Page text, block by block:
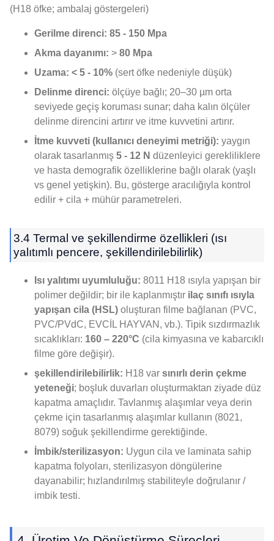
(H18 öfke; ambalaj göstergeleri)
Gerilme direnci: 85 - 150 Mpa
Akma dayanımı: > 80 Mpa
Uzama: < 5 - 10% (sert öfke nedeniyle düşük)
Delinme direnci: ölçüye bağlı; 20–30 µm orta
seviyede geçiş koruması sunar; daha kalın ölçüler
delinme direncini artırır ve itme kuvvetini artırır.
İtme kuvveti (kullanıcı deneyimi metriği): yaygın
olarak tasarlanmış 5 - 12 N düzenleyici gerekliliklere
ve hasta demografik özelliklerine bağlı olarak (yaşlı
vs genel yetişkin). Bu, gösterge aracılığıyla kontrol
edilir + cila + mühür parametreleri.
3.4 Termal ve şekillendirme özellikleri (ısı
yalıtımlı pencere, şekillendirilebilirlik)
Isı yalıtımı uyumluluğu: 8011 H18 ısıyla yapışan bir
polimer değildir; bir ile kaplanmıştır ilaç sınıfı ısıyla
yapışan cila (HSL) oluşturan filme bağlanan (PVC,
PVC/PVdC, EVCİL HAYVAN, vb.). Tipik sızdırmazlık
sıcaklıkları: 160 – 220°C (cila kimyasına ve kabarcıklı
filme göre değişir).
şekillendirilebilirlik: H18 var sınırlı derin çekme
yeteneği; boşluk duvarları oluşturmaktan ziyade düz
kapatma amaçlıdır. Tavlanmış alaşımlar veya derin
çekme için tasarlanmış alaşımlar kullanın (8021,
8079) soğuk şekillendirme gerektiğinde.
İmbik/sterilizasyon: Uygun cila ve laminata sahip
kapatma folyoları, sterilizasyon döngülerine
dayanabilir; hızlandırılmış stabiliteyle doğrulanır /
imbik testi.